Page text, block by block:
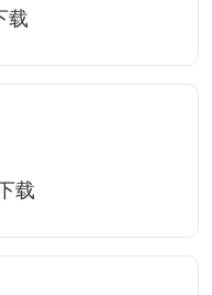
载
载